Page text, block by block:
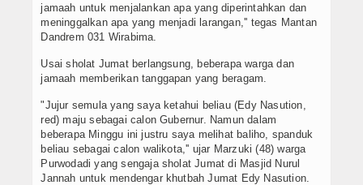
jamaah untuk menjalankan apa yang diperintahkan dan
meninggalkan apa yang menjadi larangan,'' tegas Mantan
Dandrem 031 Wirabima.
Usai sholat Jumat berlangsung, beberapa warga dan
jamaah memberikan tanggapan yang beragam.
"Jujur semula yang saya ketahui beliau (Edy Nasution,
red) maju sebagai calon Gubernur. Namun dalam
beberapa Minggu ini justru saya melihat baliho, spanduk
beliau sebagai calon walikota,'' ujar Marzuki (48) warga
Purwodadi yang sengaja sholat Jumat di Masjid Nurul
Jannah untuk mendengar khutbah Jumat Edy Nasution.